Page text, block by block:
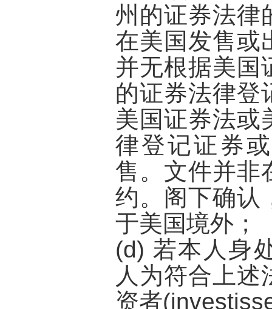
州的证券法律
在美国发售或
并无根据美国
的证券法律登
美国证券法或
律登记证券
售。文件并非
约。阁下确认
于美国境外；
(d) 若本人身
人为符合上述
资者